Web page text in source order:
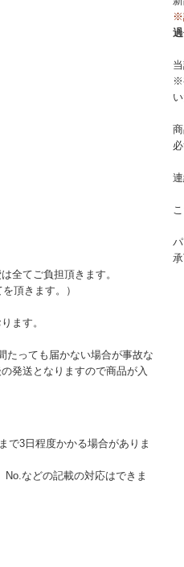
全てご負担頂きます。
頂きます。）
ます。
たっても届かない場合が事故な
発送となりますので商品が入
で3日程度かかる場合がありま
などの記載の対応はできま
※
※
承